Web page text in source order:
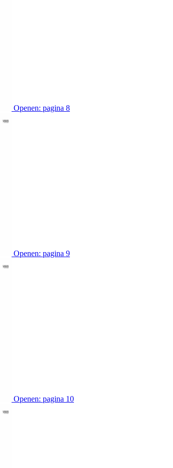
Openen: pagina 8
Openen: pagina 9
Openen: pagina 10